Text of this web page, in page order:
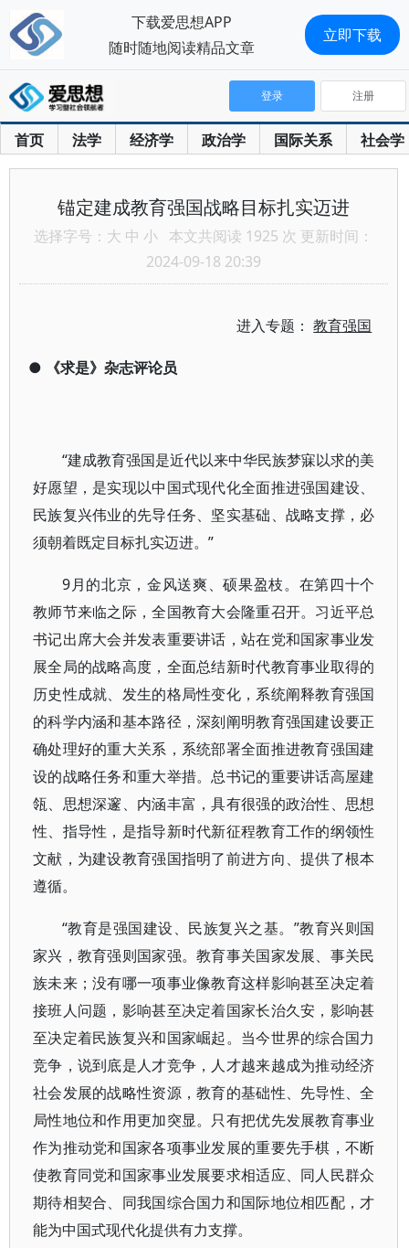
首页 法学 经济学 政治学 国际关系 社会学
登录 注册
锚定建成教育强国战略目标扎实迈进
选择字号： 大 中 小 本文共阅读 1925 次 更新时间：
2024-09-18 20:39
进入专题：教育强国
● 《求是》杂志评论员
“建成教育强国是近代以来中华民族梦寐以求的美
好愿望，是实现以中国式现代化全面推进强国建设、
民族复兴伟业的先导任务、坚实基础、战略支撑，必
须朝着既定目标扎实迈进。”
9月的北京，金风送爽、硕果盈枝。在第四十个
教师节来临之际，全国教育大会隆重召开。习近平总
书记出席大会并发表重要讲话，站在党和国家事业发
展全局的战略高度，全面总结新时代教育事业取得的
历史性成就、发生的格局性变化，系统阐释教育强国
的科学内涵和基本路径，深刻阐明教育强国建设要正
确处理好的重大关系，系统部署全面推进教育强国建
设的战略任务和重大举措。总书记的重要讲话高屋建
瓴、思想深邃、内涵丰富，具有很强的政治性、思想
性、指导性，是指导新时代新征程教育工作的纲领性
文献，为建设教育强国指明了前进方向、提供了根本
遵循。
“教育是强国建设、民族复兴之基。”教育兴则国
家兴，教育强则国家强。教育事关国家发展、事关民
族未来；没有哪一项事业像教育这样影响甚至决定着
接班人问题，影响甚至决定着国家长治久安，影响甚
至决定着民族复兴和国家崛起。当今世界的综合国力
竞争，说到底是人才竞争，人才越来越成为推动经济
社会发展的战略性资源，教育的基础性、先导性、全
局性地位和作用更加突显。只有把优先发展教育事业
作为推动党和国家各项事业发展的重要先手棋，不断
使教育同党和国家事业发展要求相适应、同人民群众
期待相契合、同我国综合国力和国际地位相匹配，才
能为中国式现代化提供有力支撑。
下载爱思想APP
随时随地阅读精品文章
立即下载